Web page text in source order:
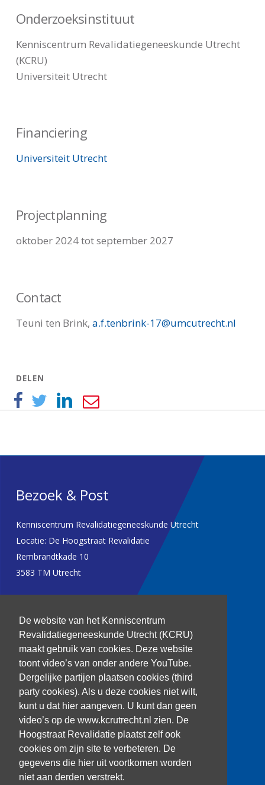
De website van het Kenniscentrum
Revalidatiegeneeskunde Utrecht (KCRU)
maakt gebruik van cookies. Deze website
toont video’s van onder andere YouTube.
Dergelijke partijen plaatsen cookies (third
party cookies). Als u deze cookies niet wilt,
kunt u dat hier aangeven. U kunt dan geen
video’s op de www.kcrutrecht.nl zien. De
Hoogstraat Revalidatie plaatst zelf ook
cookies om zijn site te verbeteren. De
gegevens die hier uit voortkomen worden
niet aan derden verstrekt.
Onderzoeksinstituut
Kenniscentrum Revalidatiegeneeskunde Utrecht
(KCRU)
Universiteit Utrecht
Financiering
Universiteit Utrecht
Projectplanning
oktober 2024 tot september 2027
Contact
Teuni ten Brink, a.f.tenbrink-17@umcutrecht.nl
DELEN
Bezoek & Post
Kenniscentrum Revalidatiegeneeskunde Utrecht
Locatie: De Hoogstraat Revalidatie
Rembrandtkade 10
3583 TM Utrecht
kenniscentrum@dehoogstraat.nl
Over het KCRU
Samenwerkingen
Onze onderzoekers
Procedure onderzoeker